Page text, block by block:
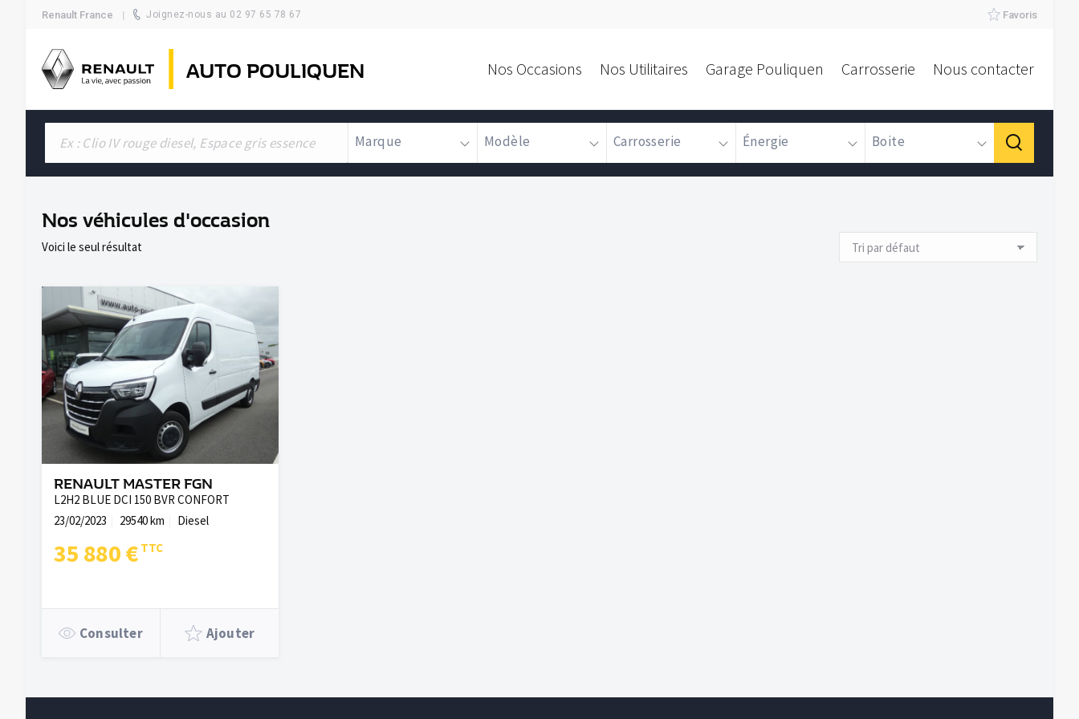
Renault France Joignez-nous au 02 97 65 78 67 Favoris
AUTO POULIQUEN Nos Occasions Nos Utilitaires Garage Pouliquen Carrosserie Nous contacter
Marque Modèle Carrosserie Énergie Boite
Nos véhicules d'occasion
Voici le seul résultat
RENAULT MASTER FGN
L2H2 BLUE DCI 150 BVR CONFORT
23/02/2023
29540 km Diesel
35 880 €
Consulter Ajouter